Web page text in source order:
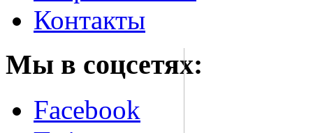
Контакты
Мы в соцсетях:
Facebook